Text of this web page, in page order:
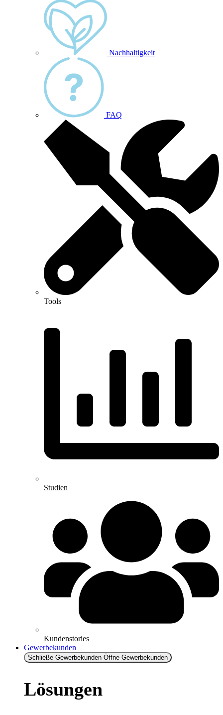
Nachhaltigkeit
FAQ
Tools
Studien
Kundenstories
Gewerbekunden
Schließe Gewerbekunden Öffne Gewerbekunden
Lösungen